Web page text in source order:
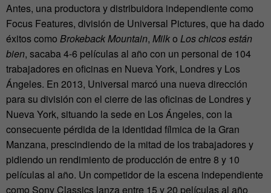
Antes, una productora y distribuidora independiente como
Focus Features, división de Universal Pictures, que ha dado
éxitos como Brokeback Mountain, Milko Los chicos están
bien, sacaba 4-6 películas al año con un personal de 104
trabajadores en oficinas en Nueva York, Londres y Los
Ángeles. En 2013, Universal marcó una nueva dirección
para su división con el cierre de las oficinas de Londres y
Nueva York, situando la sede en Los Ángeles, con la
consecuente pérdida de la identidad fílmica de la Gran
Manzana, prescindiendo de la mitad de los trabajadores y
pidiendo un rendimiento de producción de entre 8 y 10
películas al año. Un competidor de la escena independiente
como Sony Classics lanza entre 15 y 20 películas al año